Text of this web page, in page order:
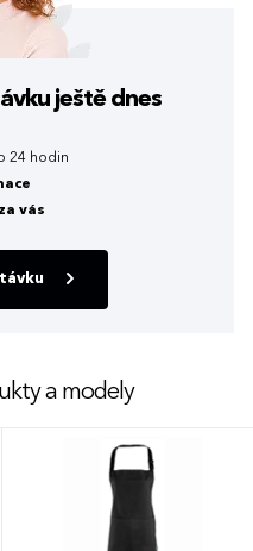
ještě dnes
24 hodin
vás
a modely